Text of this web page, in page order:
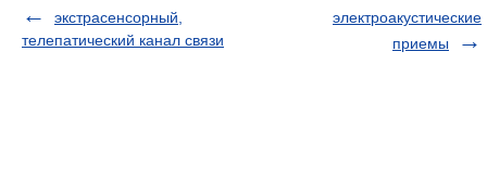
экстрасенсорный,
телепатический канал связи
электроакустические
приемы